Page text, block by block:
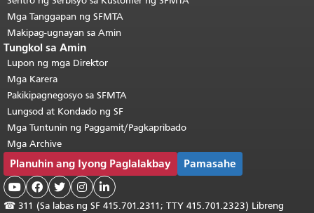
Mga Tanggapan ng SFMTA
Makipag-ugnayan sa Amin
Tungkol sa Amin
Lupon ng mga Direktor
Mga Karera
Pakikipagnegosyo sa SFMTA
Lungsod at Kondado ng SF
Mga Tuntunin ng Paggamit/Pagkapribado
Mga Archive
Planuhin ang Iyong Paglalakbay Pamasahe
    
☎ 311 (Sa labas ng SF 415.701.2311; TTY 415.701.2323) Libreng